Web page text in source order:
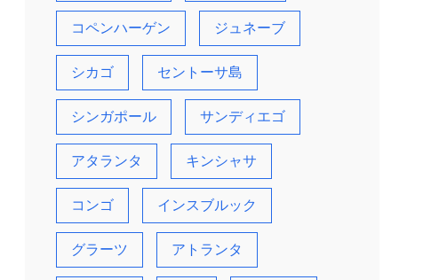
コペンハーゲン ジュネーブ
シカゴ セントーサ島
シンガポール サンディエゴ
アタランタ キンシャサ
コンゴ インスブルック
グラーツ アトランタ